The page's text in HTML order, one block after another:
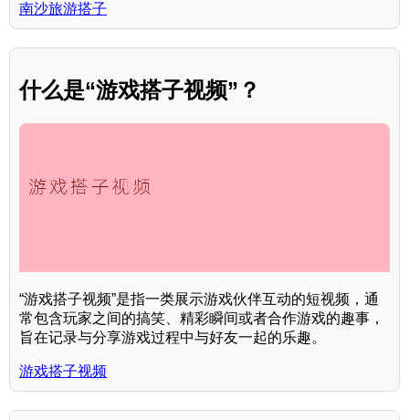
南沙旅游搭子
什么是“游戏搭子视频”？
“游戏搭子视频”是指一类展示游戏伙伴互动的短视频，通
常包含玩家之间的搞笑、精彩瞬间或者合作游戏的趣事，
旨在记录与分享游戏过程中与好友一起的乐趣。
游戏搭子视频